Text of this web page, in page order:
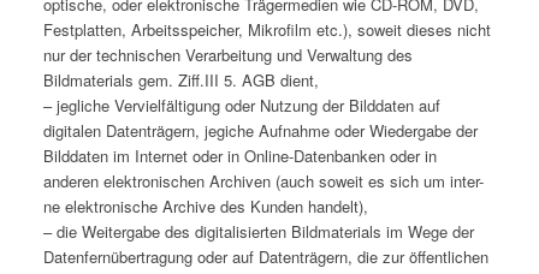
Festplatten, Arbeitsspeicher, Mikrofilm etc.), soweit dieses nicht
nur der technischen Verarbeitung und Verwaltung des
Bildmaterials gem. Ziff.III 5. AGB dient,
– jegliche Vervielfältigung oder Nutzung der Bilddaten auf
digitalen Datenträgern, jegiche Aufnahme oder Wiedergabe der
Bilddaten im Internet oder in Online-Datenbanken oder in
anderen elektronischen Archiven (auch soweit es sich um inter-
ne elektronische Archive des Kunden handelt),
– die Weitergabe des digitalisierten Bildmaterials im Wege der
Datenfernübertragung oder auf Datenträgern, die zur öffentlichen